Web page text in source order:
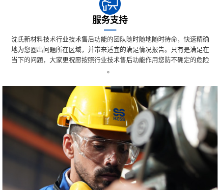
服务支持
沈氏新材料技术行业技术售后功能的团队随时随地随时待命，快速精确
地为您圈出问題所在区域，并带来适宜的满足情况报告。只有是满足在
当下的问題，大家更祝愿按照行业技术售后功能作用您防不确定的危险
。